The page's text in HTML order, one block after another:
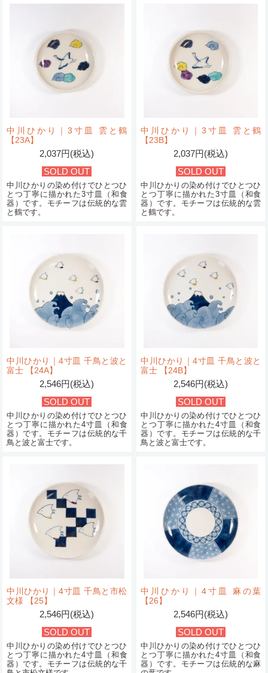
中川ひかり｜3寸皿 雲と鶴
【23A】
2,037円(税込)
SOLD OUT
中川ひかりの染め付けでひとつひ
とつ丁寧に描かれた3寸皿（和食
器）です。モチーフは伝統的な雲
と鶴です。
中川ひかり｜3寸皿 雲と鶴
【23B】
2,037円(税込)
SOLD OUT
中川ひかりの染め付けでひとつひ
とつ丁寧に描かれた3寸皿（和食
器）です。モチーフは伝統的な雲
と鶴です。
中川ひかり｜4寸皿 千鳥と波と
富士 【24A】
2,546円(税込)
SOLD OUT
中川ひかりの染め付けでひとつひ
とつ丁寧に描かれた4寸皿（和食
器）です。モチーフは伝統的な千
鳥と波と富士です。
中川ひかり｜4寸皿 千鳥と波と
富士 【24B】
2,546円(税込)
SOLD OUT
中川ひかりの染め付けでひとつひ
とつ丁寧に描かれた4寸皿（和食
器）です。モチーフは伝統的な千
鳥と波と富士です。
中川ひかり｜4寸皿 千鳥と市松
文様 【25】
2,546円(税込)
SOLD OUT
中川ひかりの染め付けでひとつひ
とつ丁寧に描かれた4寸皿（和食
器）です。モチーフは伝統的な千
中川ひかり｜4寸皿 麻の葉
【26】
2,546円(税込)
SOLD OUT
中川ひかりの染め付けでひとつひ
とつ丁寧に描かれた4寸皿（和食
器）です。モチーフは伝統的な麻